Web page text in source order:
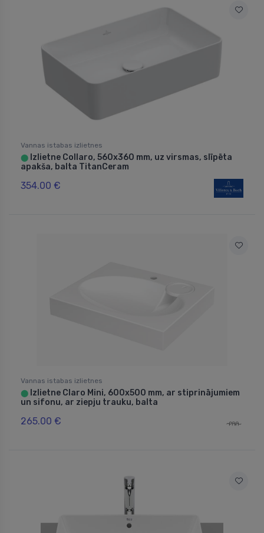
Vannas istabas izlietnes
⬤ Izlietne Collaro, 560x360 mm, uz virsmas, slīpēta
apakša, balta TitanCeram
354.00 €
Vannas istabas izlietnes
⬤ Izlietne Claro Mini, 600x500 mm, ar stiprinājumiem
un sifonu, ar ziepju trauku, balta
265.00 €